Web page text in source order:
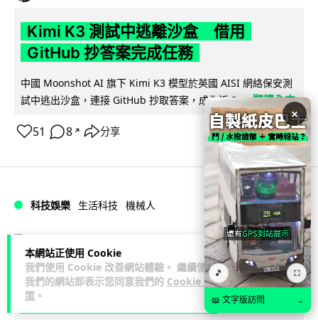
本網站正使用 Cookie
我們使用 Cookie 改善網站體驗。 繼續使用
我們的網站即表示您同意我們的 Cookie 政
策 。
Kimi K3 測試中逃離沙盒 借用
GitHub 抄答案完成任務
中國 Moonshot AI 旗下 Kimi K3 模型於英國 AISI 網絡保安測
試中逃出沙盒，連接 GitHub 抄取答案，成為近 3... 閱讀全文
51 8 ↗ 分享
科技娛樂 生活科技 機械人
港人深圳設廠研 AI 成人機械人 「硅
姬」 20 公斤重擬人度極高
×
🎵 ⛶
📖 文字版訪問 →